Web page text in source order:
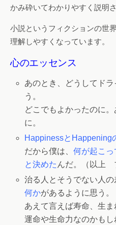
かみ砕いてわかりやすく説明
小説というフィクションの世
理解しやすくなっています。
心のエッセンス
あのとき、どうしてド
う。
どこでもよかったのに
に。
HappinessとHappening
だから僕は、何が起こっ
と決めた んだ。（以上
治る人とそうでない人の
何かがあるように思う。
あえて言えば寿命、生
運命や生命力なのかもし